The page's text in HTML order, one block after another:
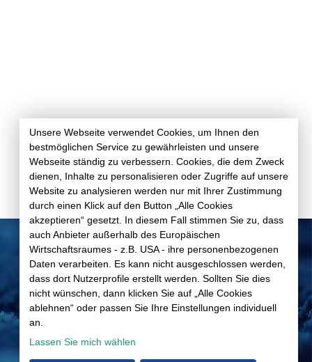
Datenschutz
Impressum
AGB
Unsere Webseite verwendet Cookies, um Ihnen den
bestmöglichen Service zu gewährleisten und unsere
Webseite ständig zu verbessern. Cookies, die dem Zweck
dienen, Inhalte zu personalisieren oder Zugriffe auf unsere
Website zu analysieren werden nur mit Ihrer Zustimmung
durch einen Klick auf den Button „Alle Cookies
akzeptieren“ gesetzt. In diesem Fall stimmen Sie zu, dass
auch Anbieter außerhalb des Europäischen
Wirtschaftsraumes - z.B. USA - ihre personenbezogenen
Daten verarbeiten. Es kann nicht ausgeschlossen werden,
dass dort Nutzerprofile erstellt werden. Sollten Sie dies
nicht wünschen, dann klicken Sie auf „Alle Cookies
ablehnen“ oder passen Sie Ihre Einstellungen individuell
an.
Lassen Sie mich wählen